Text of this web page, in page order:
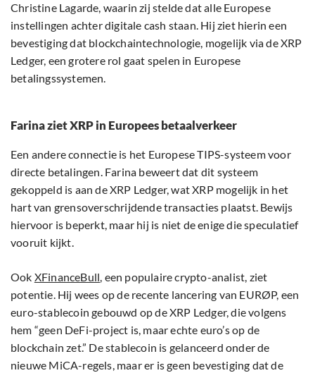
Christine Lagarde, waarin zij stelde dat alle Europese
instellingen achter digitale cash staan. Hij ziet hierin een
bevestiging dat blockchaintechnologie, mogelijk via de XRP
Ledger, een grotere rol gaat spelen in Europese
betalingssystemen.
Farina ziet XRP in Europees betaalverkeer
Een andere connectie is het Europese TIPS-systeem voor
directe betalingen. Farina beweert dat dit systeem
gekoppeld is aan de XRP Ledger, wat XRP mogelijk in het
hart van grensoverschrijdende transacties plaatst. Bewijs
hiervoor is beperkt, maar hij is niet de enige die speculatief
vooruit kijkt.
Ook XFinanceBull, een populaire crypto-analist, ziet
potentie. Hij wees op de recente lancering van EURØP, een
euro-stablecoin gebouwd op de XRP Ledger, die volgens
hem “geen DeFi-project is, maar echte euro’s op de
blockchain zet.” De stablecoin is gelanceerd onder de
nieuwe MiCA-regels, maar er is geen bevestiging dat de